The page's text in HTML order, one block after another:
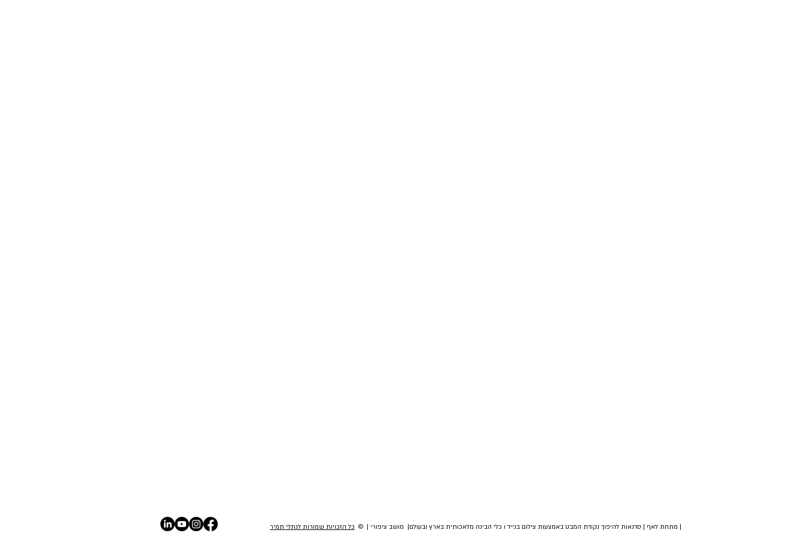
| מתחת לאף | סדנאות להיפוך נקודת המבט באמצעות צילום בנייד ו כלי הבינה מלאכותית בארץ ובעולם| מושב ציפורי | © כל הזכויות שמורות לנתלי תמיר